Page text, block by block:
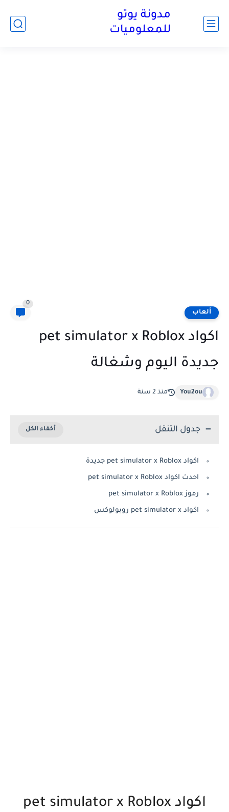
مدونة يوتو
للمعلوميات
ألعاب
0
اكواد pet simulator x Roblox
جديدة اليوم وشغالة
You2ou منذ 2 سنة
جدول التنقل
اكواد pet simulator x Roblox جديدة
احدث اكواد pet simulator x Roblox
رموز pet simulator x Roblox
اكواد pet simulator x روبولوكس
اكواد pet simulator x Roblox